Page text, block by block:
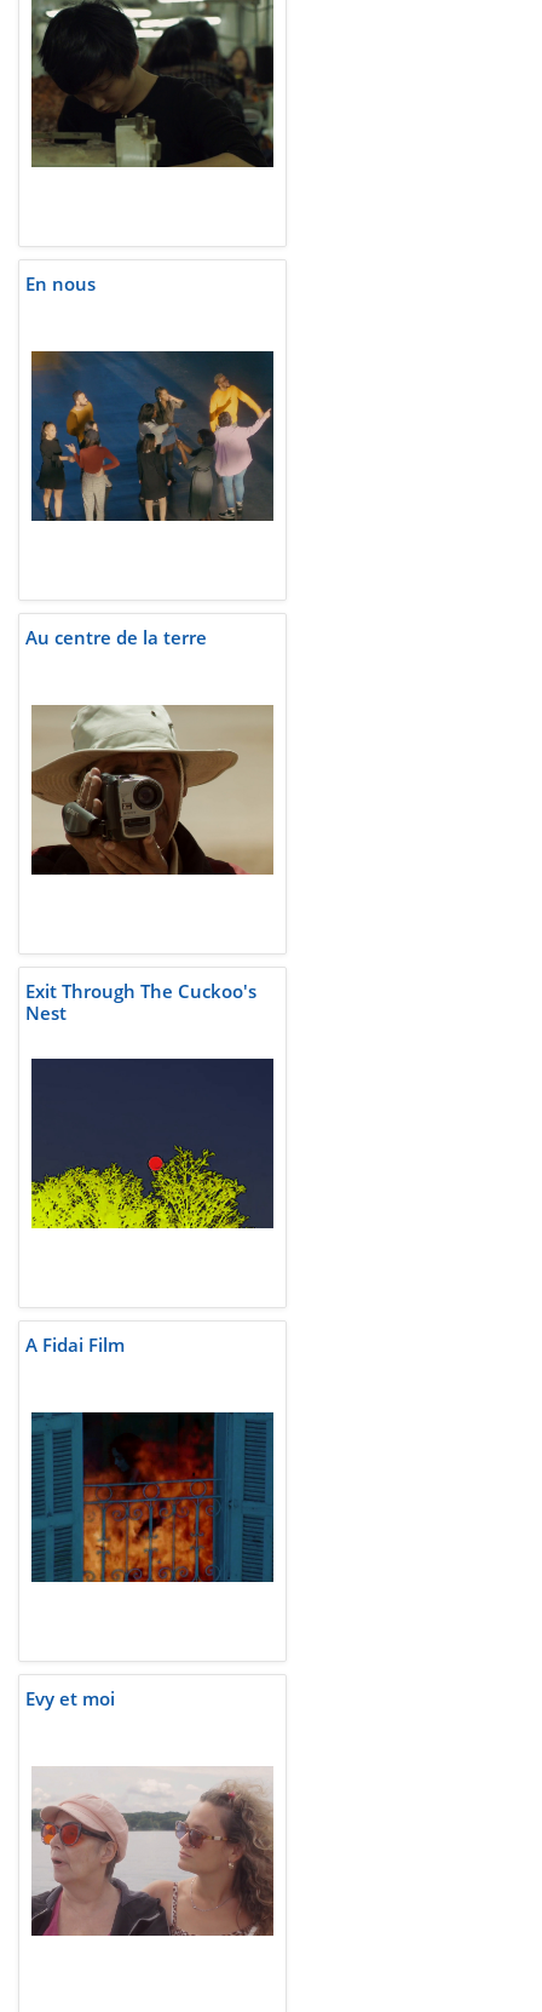
En nous
Au centre de la terre
Exit Through The Cuckoo's
Nest
A Fidai Film
Evy et moi